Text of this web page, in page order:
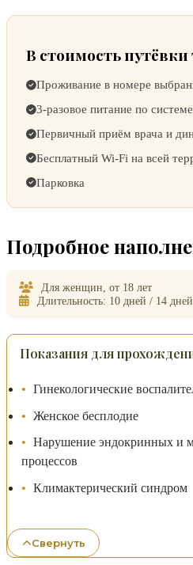
В стоимость
Проживание в номере
3-разовое питание по
Первичный приём врача и
Бесплатный Wi-Fi на всей
Парковка
Подробное
Для женщин, от 18 лет
Длительность: 10 дней / 14
Показания для
Гинекологические
Женское бесплодие
Нарушение эндокринных и
процессов
Климактерический синдром
Свернуть